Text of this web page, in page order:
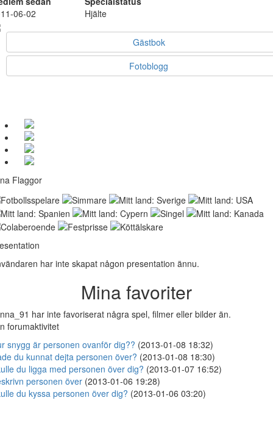
06-02
Hjälte
Gästbok
Fotoblogg
Flaggor
har inte skapat någon presentation ännu.
Mina favoriter
har inte favoriserat några spel, filmer eller bilder än.
forumaktivitet
snygg är personen ovanför dig?? (2013-01-08 18:32)
du kunnat dejta personen över? (2013-01-08 18:30)
du ligga med personen över dig? (2013-01-07 16:52)
personen över (2013-01-06 19:28)
du kyssa personen över dig? (2013-01-06 03:20)